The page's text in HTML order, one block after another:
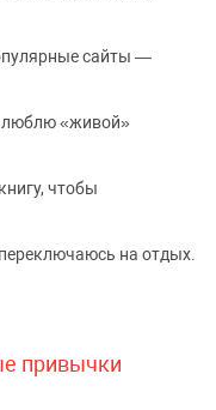
сайты —
люблю «живой»
чтобы
на отдых.
привычки